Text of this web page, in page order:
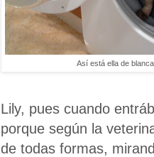
Así está ella de
Lily, pues cuando
porque según la
de todas formas,